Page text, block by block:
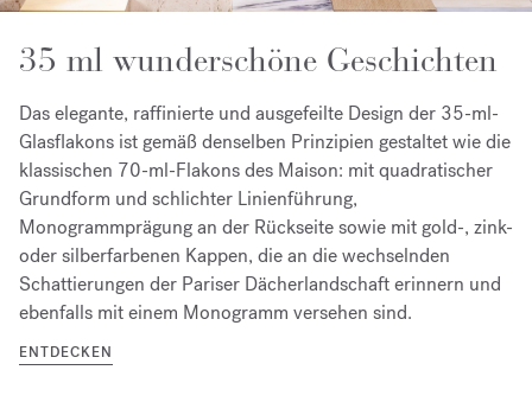
35 ml wunderschöne Geschichten
Das elegante, raffinierte und ausgefeilte Design der 35-ml-
Glasflakons ist gemäß denselben Prinzipien gestaltet wie die
klassischen 70-ml-Flakons des Maison: mit quadratischer
Grundform und schlichter Linienführung,
Monogrammprägung an der Rückseite sowie mit gold-, zink-
oder silberfarbenen Kappen, die an die wechselnden
Schattierungen der Pariser Dächerlandschaft erinnern und
ebenfalls mit einem Monogramm versehen sind.
ENTDECKEN